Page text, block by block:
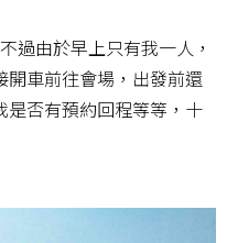
過由於早上只有我一人，
開車前往會場，出發前還
否有預約回程等等，十